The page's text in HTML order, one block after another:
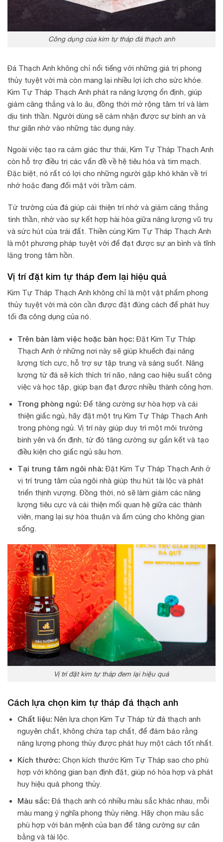
Công dụng của kim tự tháp đá thạch anh
Đá Thạch Anh không chỉ nổi tiếng với những giá trị phong
thủy tuyệt vời mà còn mang lại nhiều lợi ích cho sức khỏe.
Kim Tự Tháp Thạch Anh phát ra năng lượng ổn định, giúp
giảm căng thẳng và lo âu, đồng thời mở rộng tâm trí và làm
dịu tinh thần. Người dùng sẽ cảm nhận được sự bình an và
thư giãn nhờ vào những tác dụng này.
Ngoài việc tạo ra cảm giác thư thái, Kim Tự Tháp Thạch Anh
còn hỗ trợ điều trị các vấn đề về hệ tiêu hóa và tim mạch.
Đặc biệt, nó rất có lợi cho những người gặp khó khăn về trí
nhớ hoặc đang đối mặt với trầm cảm.
Từ trường của đá giúp cải thiện trí nhớ và giảm căng thẳng
tinh thần, nhờ vào sự kết hợp hài hòa giữa năng lượng vũ trụ
và sức hút của trái đất. Thiền cùng Kim Tự Tháp Thạch Anh
là một phương pháp tuyệt vời để đạt được sự an bình và tĩnh
lặng trong tâm hồn.
Vị trí đặt kim tự tháp đem lại hiệu quả
Kim Tự Tháp Thạch Anh không chỉ là một vật phẩm phong
thủy tuyệt vời mà còn cần được đặt đúng cách để phát huy
tối đa công dụng của nó.
Trên bàn làm việc hoặc bàn học: Đặt Kim Tự Tháp
Thạch Anh ở những nơi này sẽ giúp khuếch đại năng
lượng tích cực, hỗ trợ sự tập trung và sáng suốt. Năng
lượng từ đá sẽ kích thích trí não, nâng cao hiệu suất công
việc và học tập, giúp bạn đạt được nhiều thành công hơn.
Trong phòng ngủ: Để tăng cường sự hòa hợp và cải
thiện giấc ngủ, hãy đặt một trụ Kim Tự Tháp Thạch Anh
trong phòng ngủ. Vị trí này giúp duy trì một môi trường
bình yên và ổn định, từ đó tăng cường sự gắn kết và tạo
điều kiện cho giấc ngủ sâu hơn.
Tại trung tâm ngôi nhà: Đặt Kim Tự Tháp Thạch Anh ở
vị trí trung tâm của ngôi nhà giúp thu hút tài lộc và phát
triển thịnh vượng. Đồng thời, nó sẽ làm giảm các năng
lượng tiêu cực và cải thiện mối quan hệ giữa các thành
viên, mang lại sự hòa thuận và ấm cúng cho không gian
sống.
Vị trí đặt kim tự tháp đem lại hiệu quả
Cách lựa chọn kim tự tháp đá thạch anh
Chất liệu: Nên lựa chọn Kim Tự Tháp từ đá thạch anh
nguyên chất, không chứa tạp chất, để đảm bảo rằng
năng lượng phong thủy được phát huy một cách tốt nhất.
Kích thước: Chọn kích thước Kim Tự Tháp sao cho phù
hợp với không gian bạn định đặt, giúp nó hòa hợp và phát
huy hiệu quả phong thủy.
Màu sắc: Đá thạch anh có nhiều màu sắc khác nhau, mỗi
màu mang ý nghĩa phong thủy riêng. Hãy chọn màu sắc
phù hợp với bản mệnh của bạn để tăng cường sự cân
bằng và tài lộc.